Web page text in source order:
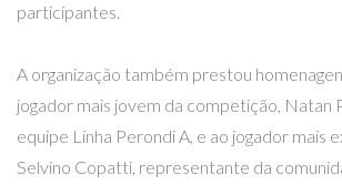
participantes.
A organização também prestou
jogador mais jovem da competição, Natan
equipe Linha Perondi A, e ao jogador mais
Selvino Copatti, representante da